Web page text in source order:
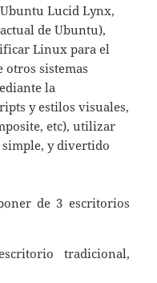
Lucid Lynx,
de Ubuntu),
Linux para el
sistemas
la
y estilos visuales,
etc), utilizar
simple, y divertido
de 3 escritorios
tradicional,